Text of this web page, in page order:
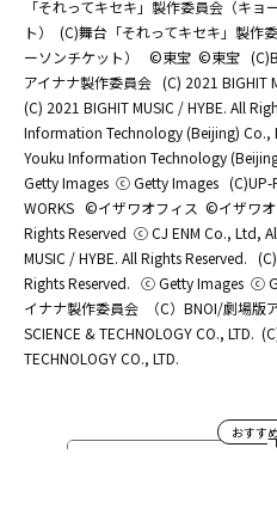
「それってキセキ」製作委員会（キ
ト）
(C)舞台「それってキセキ」製作
ーソンチケット）
©東宝 ©東宝
アイナナ製作委員会 (C) 2021 BIGHIT
(C) 2021 BIGHIT MUSIC / HYBE. All
Information Technology (Beijing) Co.,
Youku Information Technology
Getty Images ⓒ Getty Images (C)UP-
WORKS ©イザワオフィス ©イザワオ
Rights Reserved ⓒ CJ ENM Co., Ltd,
MUSIC / HYBE. All Rights Reserved.
Rights Reserved. ⓒ Getty Images ⓒ
イナナ製作委員会
（C）BNOI/劇場版
SCIENCE & TECHNOLOGY CO., LTD.
TECHNOLOGY CO., LTD.
おすす